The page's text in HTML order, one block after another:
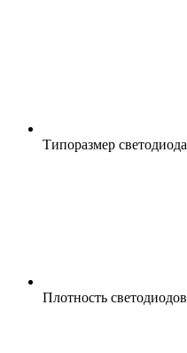
Типоразмер светодиода
Плотность светодиодов